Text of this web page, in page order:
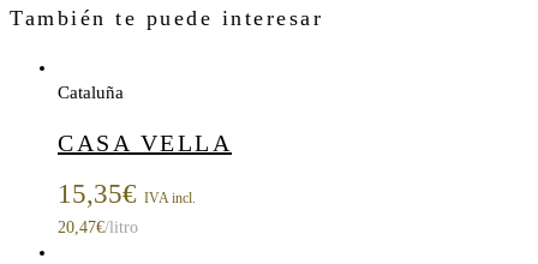
También te puede interesar
Cataluña
CASA VELLA
15,35€ IVA incl.
20,47€/litro